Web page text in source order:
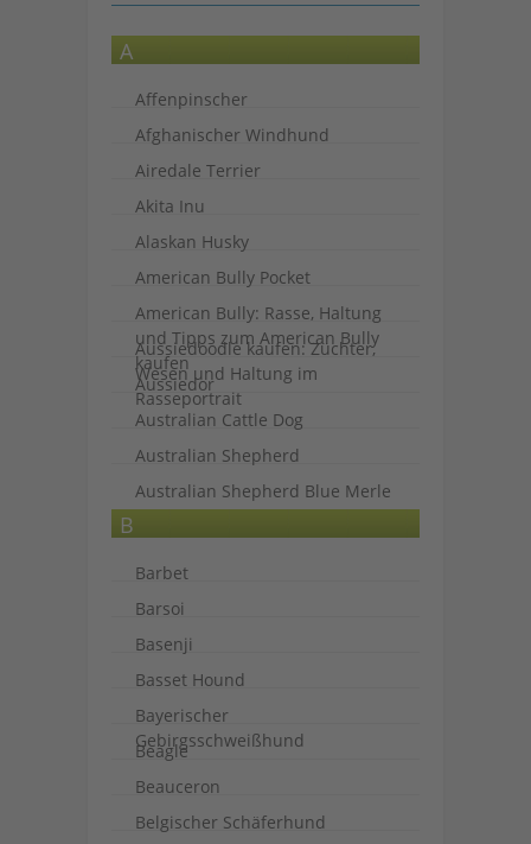
A
Affenpinscher
Afghanischer Windhund
Airedale Terrier
Akita Inu
Alaskan Husky
American Bully Pocket
American Bully: Rasse, Haltung
und Tipps zum American Bully
kaufen
Aussiedoodle kaufen: Züchter,
Wesen und Haltung im
Rasseportrait
Aussiedor
Australian Cattle Dog
Australian Shepherd
Australian Shepherd Blue Merle
B
Barbet
Barsoi
Basenji
Basset Hound
Bayerischer
Gebirgsschweißhund
Beagle
Beauceron
Belgischer Schäferhund